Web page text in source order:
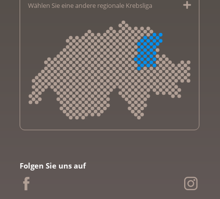
Wählen Sie eine andere regionale Krebsliga
Krebsliga Bern
Krebsliga Freiburg
Folgen Sie uns auf